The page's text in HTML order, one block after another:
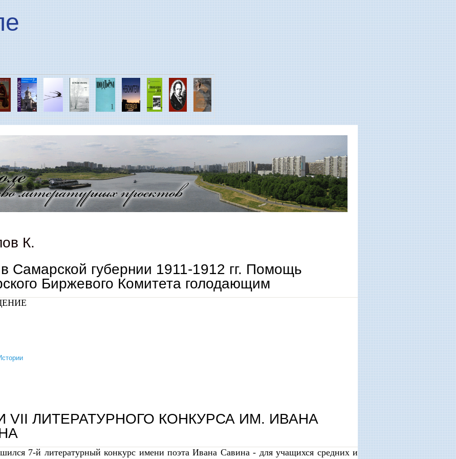
К.
Самарской губернии 1911-1912 гг. Помощь
Биржевого Комитета голодающим
VII ЛИТЕРАТУРНОГО КОНКУРСА ИМ. ИВАНА
7-й литературный конкурс имени поэта Ивана Савина - для учащихся средних и